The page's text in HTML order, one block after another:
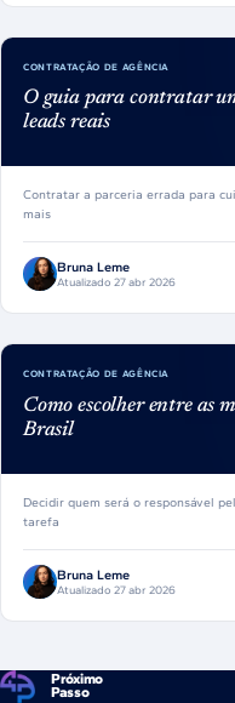
CONTRATAÇÃO DE AGÊNCIA
O guia para contratar
leads reais
Contratar a parceria errada para
mais
Bruna Leme
Atualizado 27 abr 2026
CONTRATAÇÃO DE AGÊNCIA
Como escolher entre as
Brasil
Decidir quem será o responsável
tarefa
Bruna Leme
Atualizado 27 abr 2026
Próximo
Passo